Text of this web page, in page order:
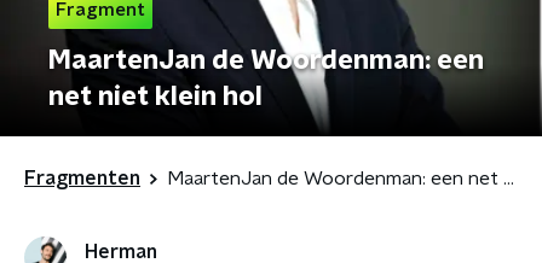
Fragment
MaartenJan de Woordenman: een
net niet klein hol
Fragmenten MaartenJan de Woordenman: een net niet klein hol
Herman